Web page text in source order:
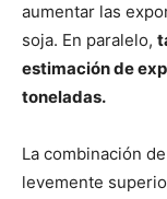
aumentar las
soja. En paralelo,
estimación de
toneladas.
La combinación
levemente